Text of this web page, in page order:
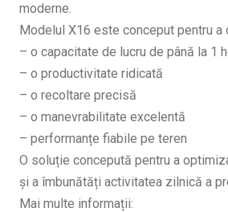
moderne.
Modelul X16 este conceput pentru a
– o capacitate de lucru de până la 1
– o productivitate ridicată
– o recoltare precisă
– o manevrabilitate excelentă
– performanțe fiabile pe teren
O soluție concepută pentru a
și a îmbunătăți activitatea zilnică a
Mai multe informații: